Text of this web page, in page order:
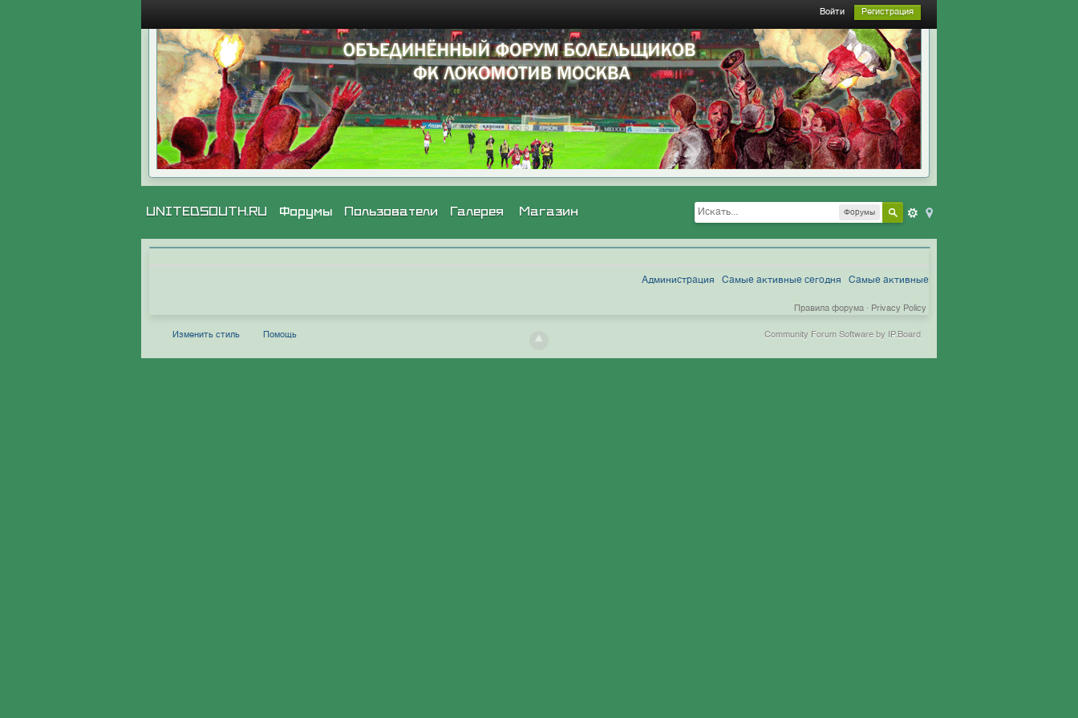
Войти Регистрация
Форумы
UNITEDSOUTH.RU Галерея Магазин
Форумы Пользователи
Администрация Самые активные сегодня Самые активные
Privacy Policy
Правила форума ·
Изменить стиль Помощь Community Forum Software by IP.Board